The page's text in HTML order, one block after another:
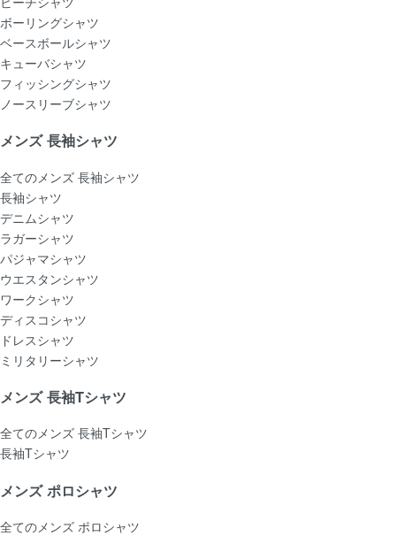
ボーリングシャツ
ベースボールシャツ
キューバシャツ
フィッシングシャツ
ノースリーブシャツ
メンズ 長袖シャツ
全てのメンズ 長袖シャツ
長袖シャツ
デニムシャツ
ラガーシャツ
パジャマシャツ
ウエスタンシャツ
ワークシャツ
ディスコシャツ
ドレスシャツ
ミリタリーシャツ
メンズ 長袖Tシャツ
全てのメンズ 長袖Tシャツ
長袖Tシャツ
メンズ ポロシャツ
全てのメンズ ポロシャツ